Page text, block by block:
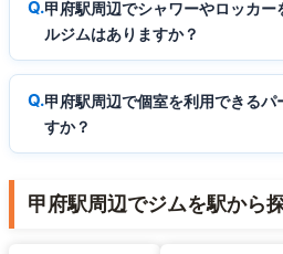
甲府駅周辺でシャワーやロッカ
ルジムはありますか？
甲府駅周辺で個室を利用できるパ
すか？
甲府駅周辺でジムを駅から